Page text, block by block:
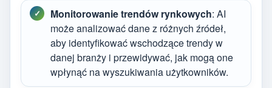
Monitorowanie trendów rynkowych: AI
może analizować dane z różnych źródeł,
aby identyfikować wschodzące trendy w
danej branży i przewidywać, jak mogą one
wpłynąć na wyszukiwania użytkowników.